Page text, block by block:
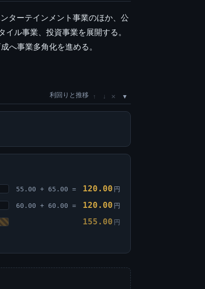
ターテインメント事業のほか、公
ル事業、投資事業を展開する。
へ事業多角化を進める。
利回りと推移 ↑ ↓ ×
55.00 + 65.00 = 120.00 円
60.00 + 60.00 = 120.00 円
155.00 円